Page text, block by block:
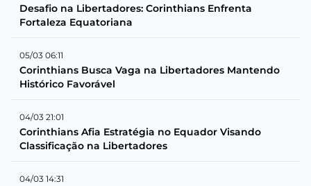
Desafio na Libertadores: Corinthians Enfrenta
Fortaleza Equatoriana
05/03 06:11
Corinthians Busca Vaga na Libertadores Mantendo
Histórico Favorável
04/03 21:01
Corinthians Afia Estratégia no Equador Visando
Classificação na Libertadores
04/03 14:31